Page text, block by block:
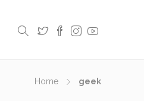
Home geek